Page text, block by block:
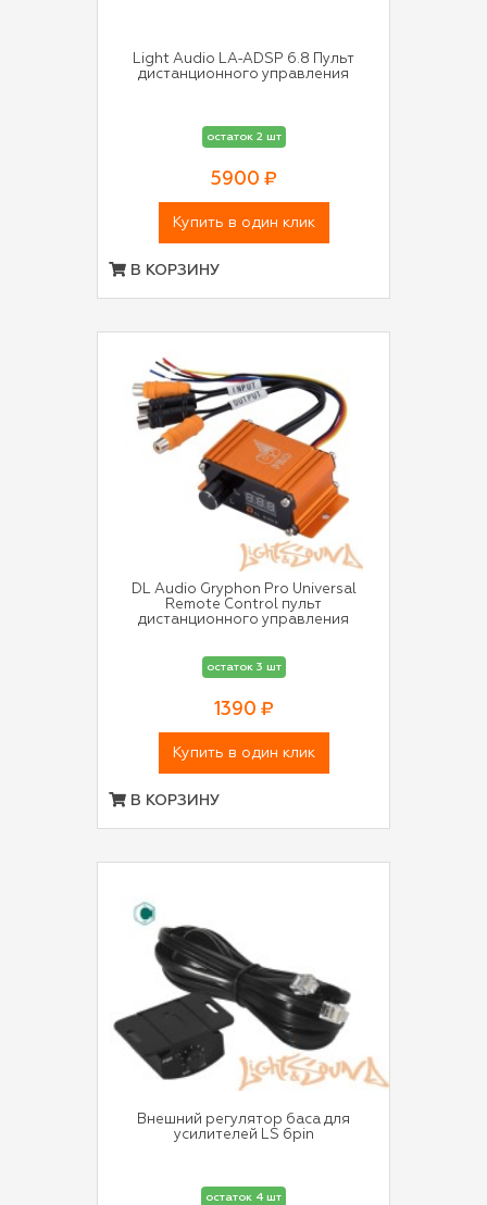
Light Audio LA-ADSP 6.8 Пульт
дистанционного управления
остаток 2 шт
5900 ₽
Купить в один клик
В КОРЗИНУ
DL Audio Gryphon Pro Universal
Remote Control пульт
дистанционного управления
остаток 3 шт
1390 ₽
Купить в один клик
В КОРЗИНУ
Внешний регулятор баса для
усилителей LS 6pin
остаток 4 шт